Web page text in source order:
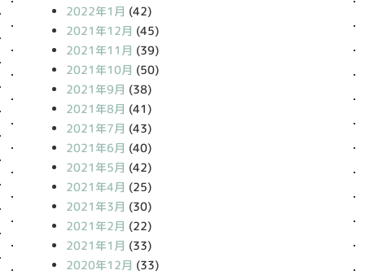
2022年1月 (42)
2021年12月 (45)
2021年11月 (39)
2021年10月 (50)
2021年9月 (38)
2021年8月 (41)
2021年7月 (43)
2021年6月 (40)
2021年5月 (42)
2021年4月 (25)
2021年3月 (30)
2021年2月 (22)
2021年1月 (33)
2020年12月 (33)